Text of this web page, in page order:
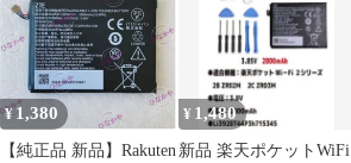
¥ 1,380
【純正品 新品】Rakuten
¥ 1,480
新品 楽天ポケットWiFi